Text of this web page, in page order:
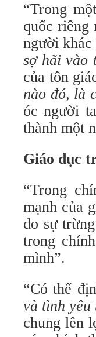
“Trong
quốc riêng
người
sợ hãi vào
của tôn
nào đó, là
óc người
thành một
Giáo dục
“Trong
mạnh của
do sự
trong
mình”.
“Có thể
và tình yêu
chung lên